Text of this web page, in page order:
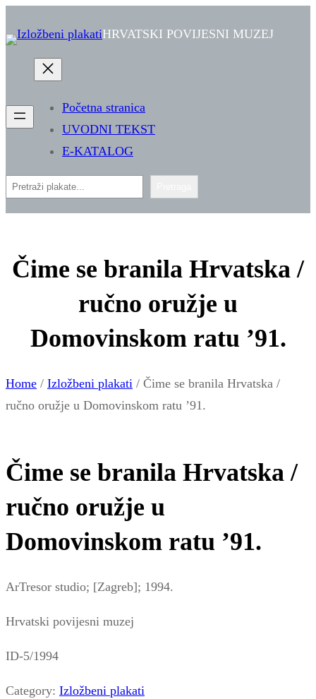
do
sadržaja
HRVATSKI POVIJESNI MUZEJ
Početna stranica
UVODNI TEKST
E-KATALOG
Pretraga
Čime se branila Hrvatska /
ručno oružje u
Domovinskom ratu ’91.
Home / Izložbeni plakati / Čime se branila Hrvatska /
ručno oružje u Domovinskom ratu ’91.
Čime se branila Hrvatska /
ručno oružje u
Domovinskom ratu ’91.
ArTresor studio; [Zagreb]; 1994.
Hrvatski povijesni muzej
ID-5/1994
Category: Izložbeni plakati